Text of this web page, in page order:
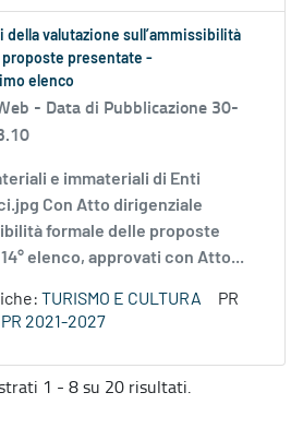
della valutazione sull’ammissibilità
proposte presentate -
elenco
- Data di Pubblicazione 30-
e immateriali di Enti
Con Atto dirigenziale
formale delle proposte
elenco, approvati con Atto...
TURISMO E CULTURA
PR
PR 2021-2027
1 - 8 su 20 risultati.